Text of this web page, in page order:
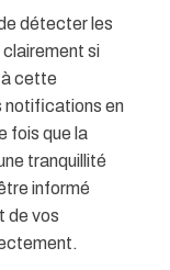
détecter les
si
cette
notifications en
fois que la
tranquillité
informé
de vos